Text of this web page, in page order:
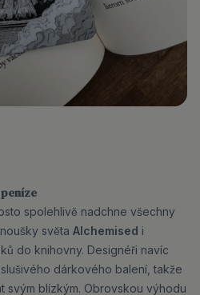
spolehlivě nadchne všechny
světa Alchemised i
do knihovny. Designéři navíc
dárkového balení, takže
svým blízkým. Obrovskou výhodu